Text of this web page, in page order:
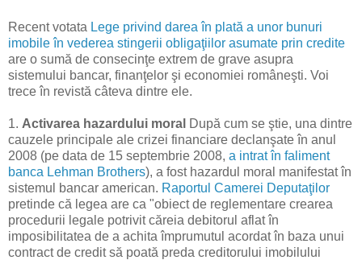
Recent votata Lege privind darea în plată a unor bunuri
imobile în vederea stingerii obligaţiilor asumate prin credite
are o sumă de consecinţe extrem de grave asupra
sistemului bancar, finanţelor şi economiei româneşti. Voi
trece în revistă câteva dintre ele.
1. Activarea hazardului moral După cum se ştie, una dintre
cauzele principale ale crizei financiare declanşate în anul
2008 (pe data de 15 septembrie 2008, a intrat în faliment
banca Lehman Brothers), a fost hazardul moral manifestat în
sistemul bancar american. Raportul Camerei Deputaţilor
pretinde că legea are ca "obiect de reglementare crearea
procedurii legale potrivit căreia debitorul aflat în
imposibilitatea de a achita împrumutul acordat în baza unui
contract de credit să poată preda creditorului imobilului